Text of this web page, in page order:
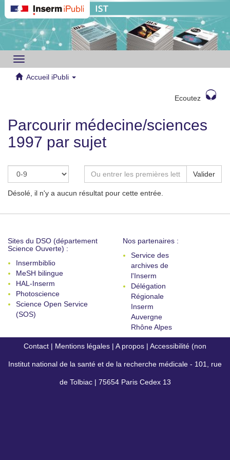
Toggle
navigation
Accueil iPubli
Ecoutez
Parcourir médecine/sciences
1997 par sujet
Valider
Désolé, il n'y a aucun résultat pour cette entrée.
Sites du DSO (département
Science Ouverte) :
Insermbiblio
MeSH bilingue
HAL-Inserm
Photoscience
Science Open Service
(SOS)
Nos partenaires :
Service des
archives de
l'Inserm
Délégation
Régionale
Inserm
Auvergne
Rhône Alpes
Contact | Mentions légales | A propos | Accessibilité (non
conforme)
Institut national de la santé et de la recherche médicale - 101, rue
de Tolbiac | 75654 Paris Cedex 13